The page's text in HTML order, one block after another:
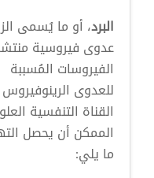
البرد، أو ما يُسمى
عدوى فيروسية
الفيروسات المُسببة
للعدوى
القناة التنفسية
الممكن أن يحصل
ما يلي: